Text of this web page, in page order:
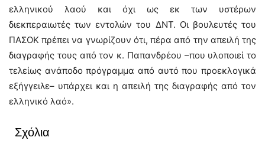
ελληνικού λαού και όχι ως εκ των υστέρων
διεκπεραιωτές των εντολών του ΔΝΤ. Οι βουλευτές του
ΠΑΣΟΚ πρέπει να γνωρίζουν ότι, πέρα από την απειλή της
διαγραφής τους από τον κ. Παπανδρέου –που υλοποιεί το
τελείως ανάποδο πρόγραμμα από αυτό που προεκλογικά
εξήγγειλε– υπάρχει και η απειλή της διαγραφής από τον
ελληνικό λαό».
Σχόλια